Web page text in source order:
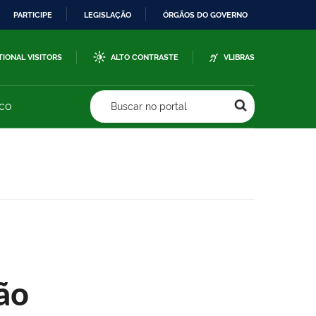
PARTICIPE LEGISLAÇÃO ÓRGÃOS DO GOVERNO
VISITORS ALTO CONTRASTE VLIBRAS
Buscar no portal